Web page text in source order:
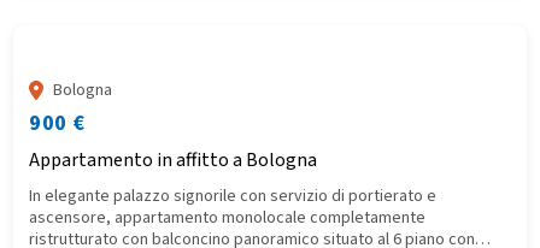
Bologna
900 €
Appartamento in affitto a Bologna
In elegante palazzo signorile con servizio di portierato e
ascensore, appartamento monolocale completamente
ristrutturato con balconcino panoramico situato al 6 piano con